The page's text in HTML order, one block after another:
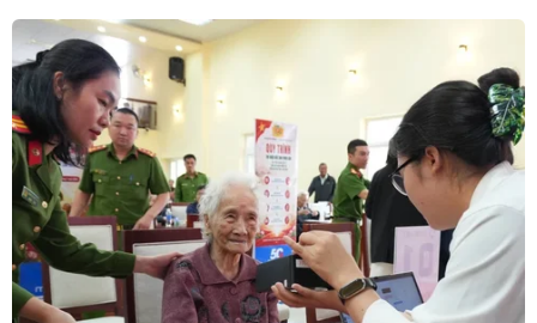
Nhà báo Mỹ nói về vụ nổ đường ống Nord Stream, Nhà
Trắng cho là 'thông tin sai sự thật'; Đà Lạt muốn mở
casino, chợ đêm...